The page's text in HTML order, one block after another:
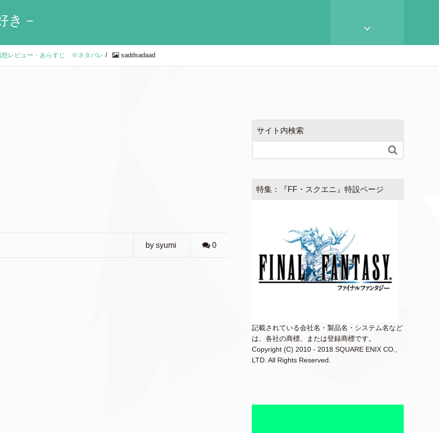
き－
想レビュー・あらすじ ※ネタバレ / saddsadaad
by syumi 0
サイト内検索

特集：『FF・スクエニ』特設ページ
記載されている会社名・製品名・システム名など
は、各社の商標、または登録商標です。
Copyright (C) 2010 - 2018 SQUARE ENIX CO.,
LTD. All Rights Reserved.